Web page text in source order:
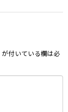
が付いている欄は必